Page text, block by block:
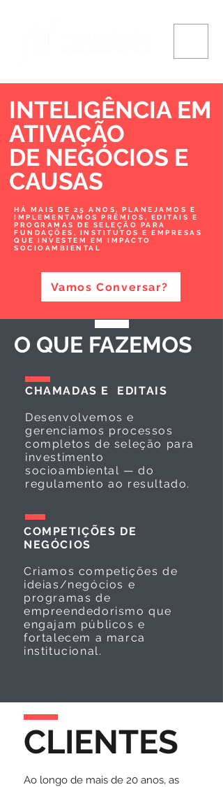
INTELIGÊNCIA EM
ATIVAÇÃO
DE NEGÓCIOS E
CAUSAS
HÁ MAIS DE 25 ANOS, PLANEJAMOS E
IMPLEMENTAMOS PRÊMIOS, EDITAIS E
PROGRAMAS DE SELEÇÃO PARA
FUNDAÇÕES, INSTITUTOS E EMPRESAS
QUE INVESTEM EM IMPACTO
SOCIOAMBIENTAL
Vamos Conversar?
O QUE FAZEMOS
CHAMADAS E EDITAIS
Desenvolvemos e
gerenciamos processos
completos de seleção para
investimento
socioambiental — do
regulamento ao resultado.
COMPETIÇÕES DE
NEGÓCIOS
Criamos competições de
ideias/negócios e
programas de
empreendedorismo que
engajam públicos e
fortalecem a marca
institucional.
CLIENTES
Ao longo de mais de 20 anos, as